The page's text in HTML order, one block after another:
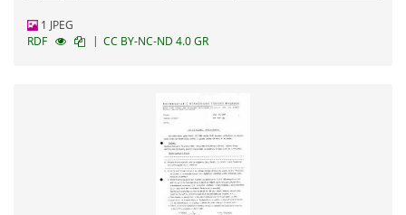
1 JPEG
RDF
| CC BY-NC-ND 4.0 GR